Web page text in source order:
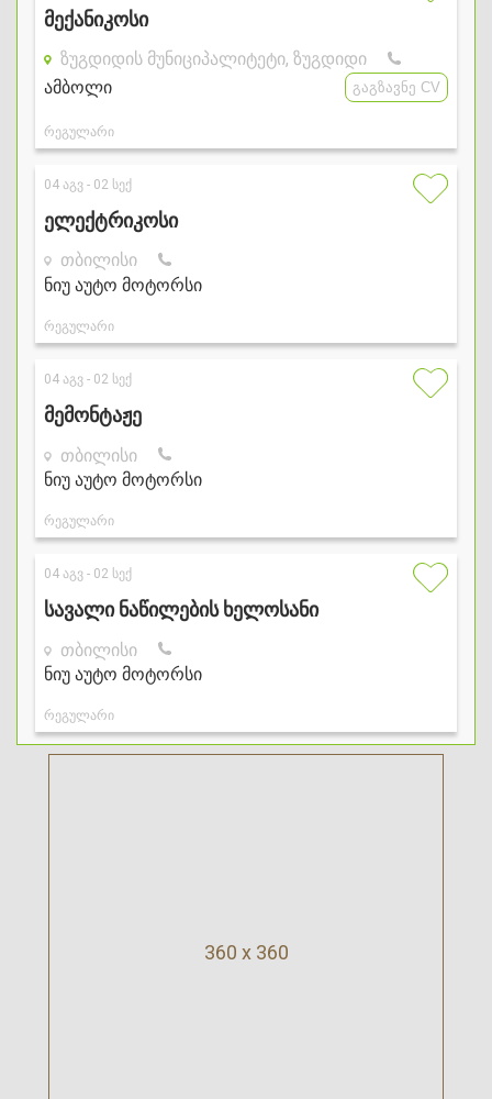
360 x 360